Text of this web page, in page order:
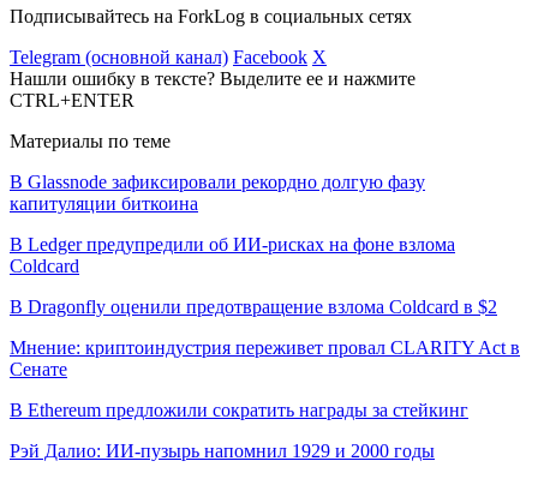
Подписывайтесь на ForkLog в социальных сетях
Telegram (основной канал) Facebook X
Нашли ошибку в тексте? Выделите ее и нажмите
CTRL+ENTER
Материалы по теме
В Glassnode зафиксировали рекордно долгую фазу
капитуляции биткоина
В Ledger предупредили об ИИ-рисках на фоне взлома
Coldcard
В Dragonfly оценили предотвращение взлома Coldcard в $2
Мнение: криптоиндустрия переживет провал CLARITY Act в
Сенате
В Ethereum предложили сократить награды за стейкинг
Рэй Далио: ИИ-пузырь напомнил 1929 и 2000 годы